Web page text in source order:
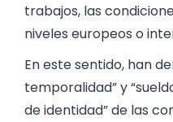
trabajos, las
niveles europeos o
En este sentido, han
temporalidad” y
de identidad” de las